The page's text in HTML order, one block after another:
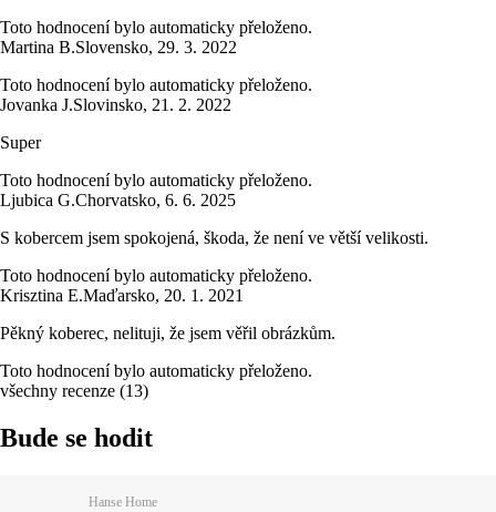
Toto hodnocení bylo automaticky přeloženo.
Martina B.Slovensko, 29. 3. 2022
Toto hodnocení bylo automaticky přeloženo.
Jovanka J.Slovinsko, 21. 2. 2022
Super
Toto hodnocení bylo automaticky přeloženo.
Ljubica G.Chorvatsko, 6. 6. 2025
S kobercem jsem spokojená, škoda, že není ve větší velikosti.
Toto hodnocení bylo automaticky přeloženo.
Krisztina E.Maďarsko, 20. 1. 2021
Pěkný koberec, nelituji, že jsem věřil obrázkům.
Toto hodnocení bylo automaticky přeloženo.
všechny recenze (13)
Bude se hodit
Hanse Home